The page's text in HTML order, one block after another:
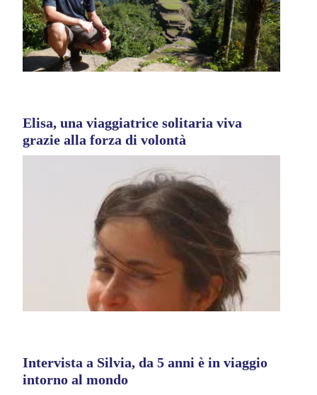
Elisa, una viaggiatrice solitaria viva
grazie alla forza di volontà
Intervista a Silvia, da 5 anni è in viaggio
intorno al mondo